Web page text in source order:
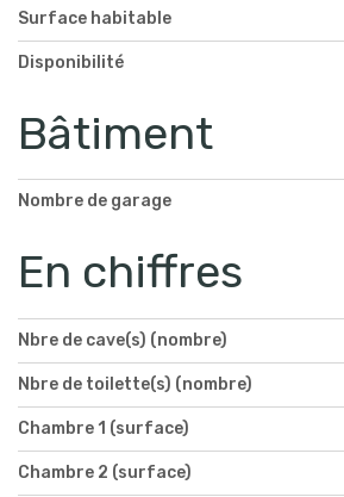
Surface habitable
Disponibilité
Bâtiment
Nombre de garage
En chiffres
Nbre de cave(s) (nombre)
Nbre de toilette(s) (nombre)
Chambre 1 (surface)
Chambre 2 (surface)